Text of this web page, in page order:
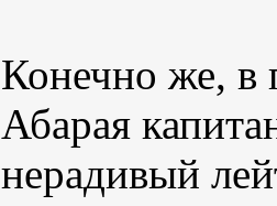
Конечно же, в
Абарая
нерадивый